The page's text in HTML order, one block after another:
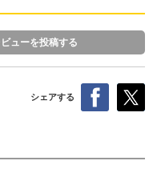
ューを投稿する
シェアする